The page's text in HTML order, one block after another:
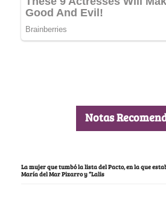
Notas
La mujer que tumbó la lista del Pacto, en la que
María del Mar Pizarro y “Lalis